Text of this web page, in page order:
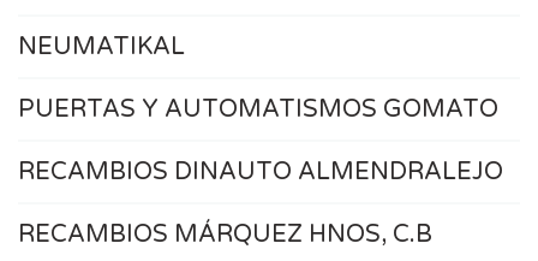
NEUMATIKAL
PUERTAS Y AUTOMATISMOS GOMATO
RECAMBIOS DINAUTO ALMENDRALEJO
RECAMBIOS MÁRQUEZ HNOS, C.B